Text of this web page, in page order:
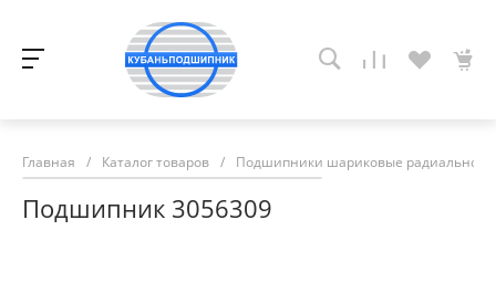
Главная / Каталог товаров / Подшипники шариковые радиально-
Подшипник 3056309